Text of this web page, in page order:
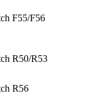
F55/F56
R50/R53
R56